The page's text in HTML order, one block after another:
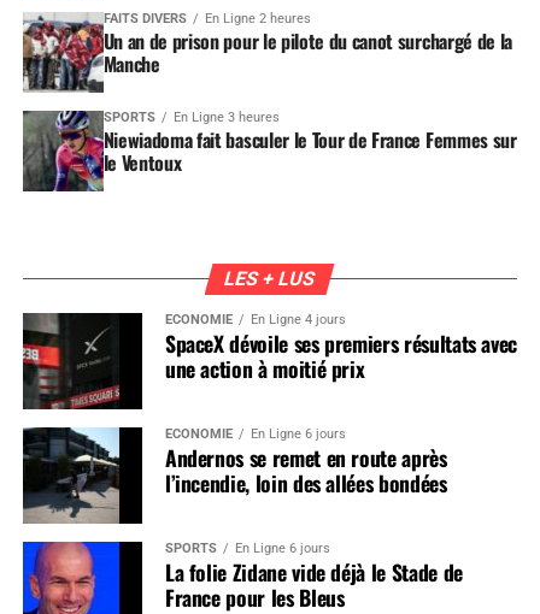
FAITS DIVERS En Ligne 2 heures
Un an de prison pour le pilote du canot surchargé de la
Manche
SPORTS En Ligne 3 heures
Niewiadoma fait basculer le Tour de France Femmes sur
le Ventoux
LES + LUS
ÉCONOMIE En Ligne 4 jours
SpaceX dévoile ses premiers résultats avec
une action à moitié prix
ÉCONOMIE En Ligne 6 jours
Andernos se remet en route après
l’incendie, loin des allées bondées
SPORTS En Ligne 6 jours
La folie Zidane vide déjà le Stade de
France pour les Bleus